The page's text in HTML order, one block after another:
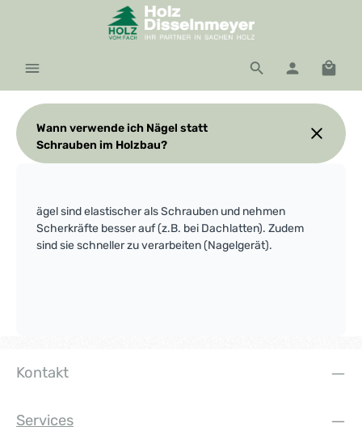
Zum Hauptinhalt springen
Wann verwende ich Nägel statt
Schrauben im Holzbau?
ägel sind elastischer als Schrauben und nehmen
Scherkräfte besser auf (z.B. bei Dachlatten). Zudem
sind sie schneller zu verarbeiten (Nagelgerät).
Kontakt
Services